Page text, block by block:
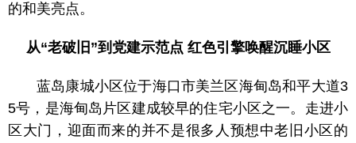
的和美亮点。
从“老破旧”到党建示范点 红色引擎唤醒沉睡小区
蓝岛康城小区位于海口市美兰区海甸岛和平大道3
5号，是海甸岛片区建成较早的住宅小区之一。走进小
区大门，迎面而来的并不是很多人预想中老旧小区的